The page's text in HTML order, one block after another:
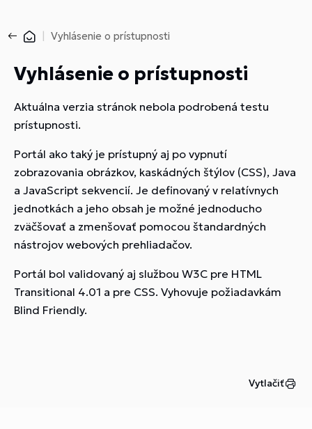
Vyhlásenie o prístupnosti
Vyhlásenie o prístupnosti
Aktuálna verzia stránok nebola podrobená testu
prístupnosti.
Portál ako taký je prístupný aj po vypnutí
zobrazovania obrázkov, kaskádných štýlov (CSS), Java
a JavaScript sekvencií. Je definovaný v relatívnych
jednotkách a jeho obsah je možné jednoducho
zväčšovať a zmenšovať pomocou štandardných
nástrojov webových prehliadačov.
Portál bol validovaný aj službou W3C pre HTML
Transitional 4.01 a pre CSS. Vyhovuje požiadavkám
Blind Friendly.
Vytlačiť